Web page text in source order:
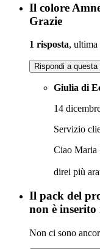
Il colore
Grazie
1 risposta, ultima
Rispondi a questa
Giulia di
14
Servizio
Ciao Maria
direi più
Il pack del
non è inserito
Non ci sono